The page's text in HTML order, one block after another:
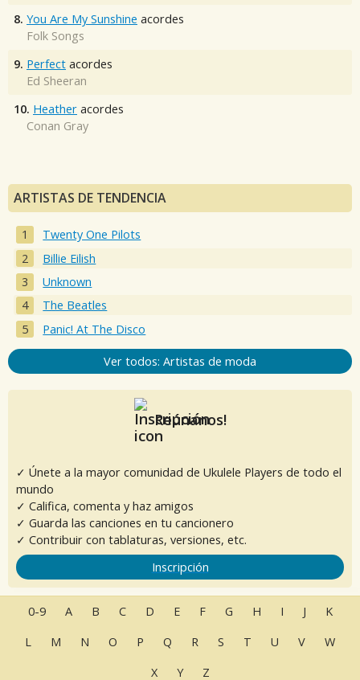
8. You Are My Sunshine acordes
Folk Songs
9. Perfect acordes
Ed Sheeran
10. Heather acordes
Conan Gray
ARTISTAS DE TENDENCIA
Twenty One Pilots
Billie Eilish
Unknown
The Beatles
Panic! At The Disco
Ver todos: Artistas de moda
Reúnanos!
✓ Únete a la mayor comunidad de Ukulele Players de todo el
mundo
✓ Califica, comenta y haz amigos
✓ Guarda las canciones en tu cancionero
✓ Contribuir con tablaturas, versiones, etc.
Inscripción
0-9 A B C D E F G H I J
K
L
M N O P Q R S T U V
W
X
Y Z